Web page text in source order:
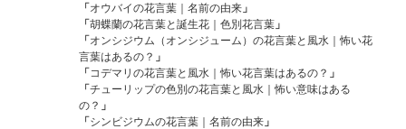
「オウバイの花言葉｜名前の由来 」
「胡蝶蘭の花言葉と誕生花｜色別花言葉 」
「オンシジウム（オンシジューム）の花言葉と風水｜怖い花
言葉はあるの？ 」
「コデマリの花言葉と風水｜怖い花言葉はあるの？ 」
「チューリップの色別の花言葉と風水｜怖い意味はある
の？ 」
「シンビジウムの花言葉｜名前の由来 」